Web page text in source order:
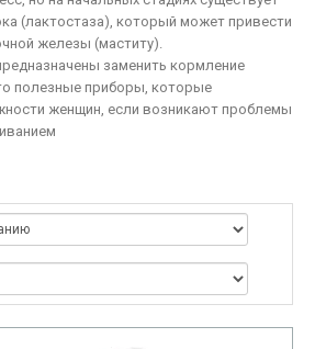
(лактостаза), который может привести
железы (маститу).
заменить кормление
полезные приборы, которые
женщин, если возникают проблемы